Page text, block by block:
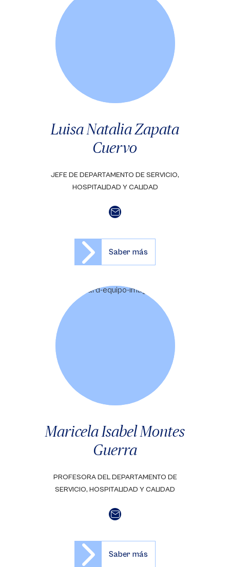
Luisa Natalia Zapata
Cuervo
JEFE DE DEPARTAMENTO DE SERVICIO,
HOSPITALIDAD Y CALIDAD
Saber más
Maricela Isabel Montes
Guerra
PROFESORA DEL DEPARTAMENTO DE
SERVICIO, HOSPITALIDAD Y CALIDAD
Saber más